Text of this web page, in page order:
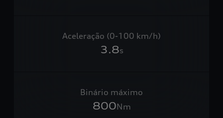
Aceleração (0-100 km/h)
3.8s
Binário máximo
800Nm